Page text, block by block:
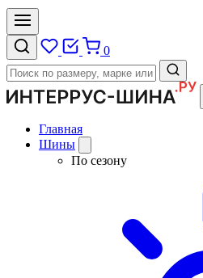
0
Главная
Шины
По сезону